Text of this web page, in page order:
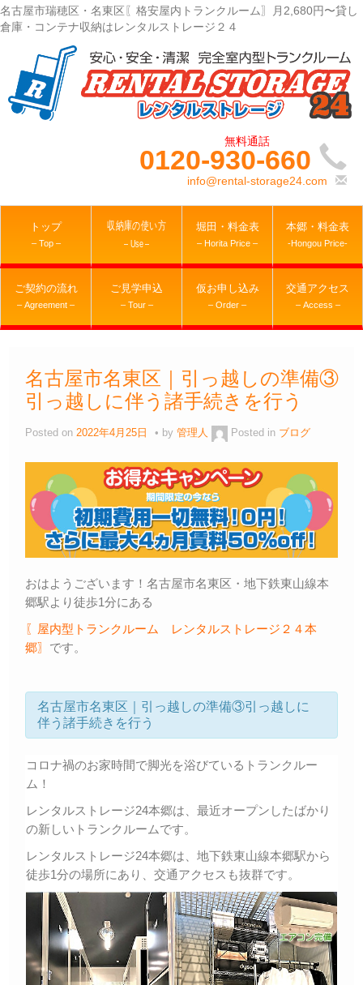
名古屋市瑞穂区・名東区〖格安屋内トランクルーム〗月2,680円〜貸し
倉庫・コンテナ収納はレンタルストレージ２４
0120-930-660
info@rental-storage24.com
トップ
– Top –
収納庫の使い方
– Use –
堀田・料金表
– Horita Price –
本郷・料金表
-Hongou Price-
ご契約の流れ
– Agreement –
ご見学申込
– Tour –
仮お申し込み
– Order –
交通アクセス
– Access –
名古屋市名東区｜引っ越しの準備③
引っ越しに伴う諸手続きを行う
Posted on 2022年4月25日 by 管理人 Posted in ブログ
おはようございます！名古屋市名東区・地下鉄東山線本
郷駅より徒歩1分にある
〖屋内型トランクルーム レンタルストレージ２４本
郷〗 です。
名古屋市名東区｜引っ越しの準備③引っ越しに
伴う諸手続きを行う
コロナ禍のお家時間で脚光を浴びているトランクルー
ム！
レンタルストレージ24本郷は、最近オープンしたばかり
の新しいトランクルームです。
レンタルストレージ24本郷は、地下鉄東山線本郷駅から
徒歩1分の場所にあり、交通アクセスも抜群です。